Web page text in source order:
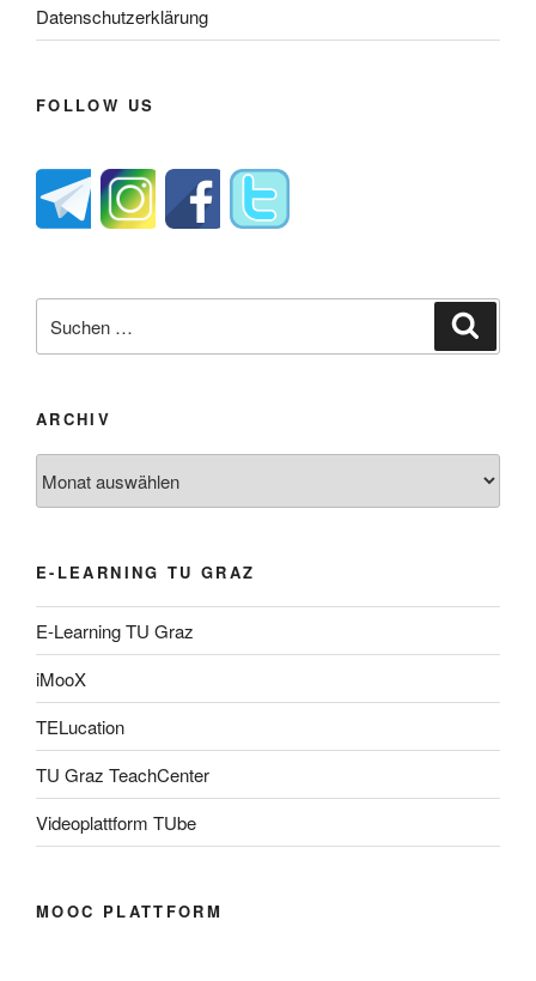
Datenschutzerklärung
FOLLOW US
nach:
ARCHIV
E-LEARNING TU GRAZ
E-Learning TU Graz
iMooX
TELucation
TU Graz TeachCenter
Videoplattform TUbe
MOOC PLATTFORM